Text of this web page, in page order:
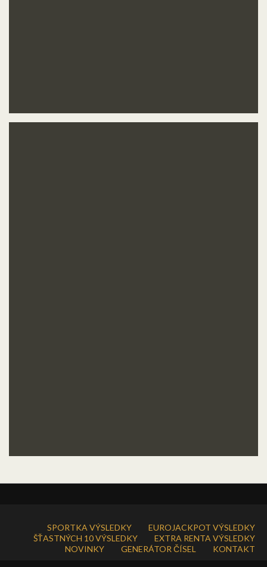
SPORTKA VÝSLEDKY
EUROJACKPOT VÝSLEDKY
ŠŤASTNÝCH 10 VÝSLEDKY
EXTRA RENTA VÝSLEDKY
NOVINKY
GENERÁTOR ČÍSEL KONTAKT